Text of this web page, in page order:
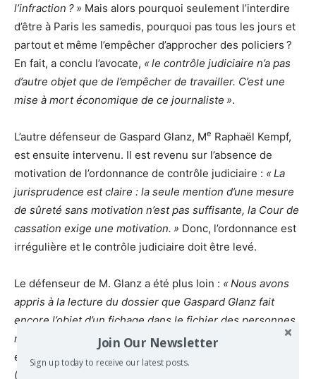
l’infraction ?» Mais alors pourquoi seulement l’interdire
d’être à Paris les samedis, pourquoi pas tous les jours et
partout et même l’empêcher d’approcher des policiers ?
En fait, a conclu l’avocate, «le contrôle judiciaire n’a pas
d’autre objet que de l’empêcher de travailler. C’est une
mise à mort économique de ce journaliste ».
L’autre défenseur de Gaspard Glanz, Me Raphaël Kempf,
est ensuite intervenu. Il est revenu sur l’absence de
motivation de l’ordonnance de contrôle judiciaire : «La
jurisprudence est claire : la seule mention d’une mesure
de sûreté sans motivation n’est pas suffisante, la Cour de
cassation exige une motivation. » Donc, l’ordonnance est
irrégulière et le contrôle judiciaire doit être levé.
Le défenseur de M. Glanz a été plus loin : «Nous avons
appris à la lecture du dossier que Gaspard Glanz fait
encore l’objet d’un fichage dans le fichier des personnes
recherchées
, alors que la raison pour laquelle il avait
été enregistré dans ce fichier a été effacée par la justice
(c’était autour de son travail sur les migrants à Calais).
Join Our Newsletter
Sign up today to receive our latest posts.